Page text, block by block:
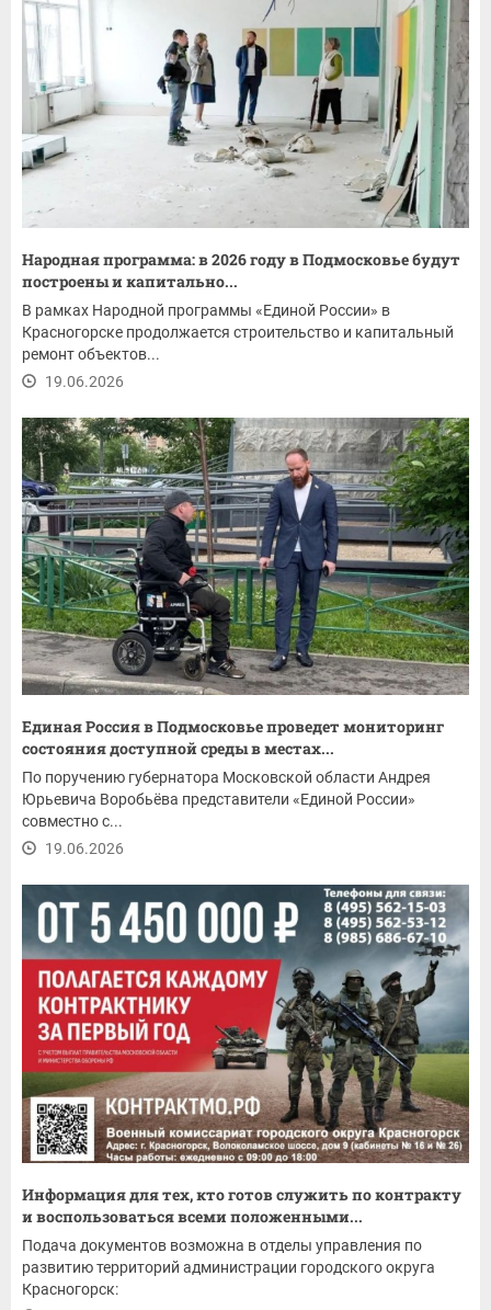
Народная программа: в 2026 году в Подмосковье будут
построены и капитально...
В рамках Народной программы «Единой России» в
Красногорске продолжается строительство и капитальный
ремонт объектов...
19.06.2026
Единая Россия в Подмосковье проведет мониторинг
состояния доступной среды в местах...
По поручению губернатора Московской области Андрея
Юрьевича Воробьёва представители «Единой России»
совместно с...
19.06.2026
Информация для тех, кто готов служить по контракту
и воспользоваться всеми положенными...
Подача документов возможна в отделы управления по
развитию территорий администрации городского округа
Красногорск: